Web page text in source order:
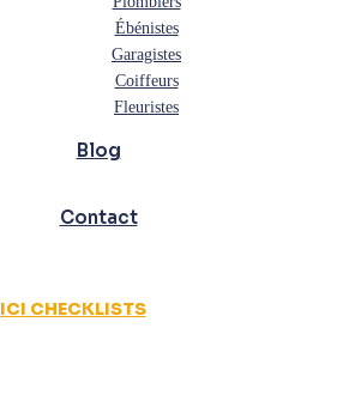
Ébénistes
Garagistes
Coiffeurs
Fleuristes
Blog
Contact
ICI CHECKLISTS